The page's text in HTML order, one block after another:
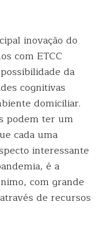
inovação do
com ETCC
da
cognitivas
domiciliar.
podem ter um
cada uma
interessante
é a
com grande
de recursos